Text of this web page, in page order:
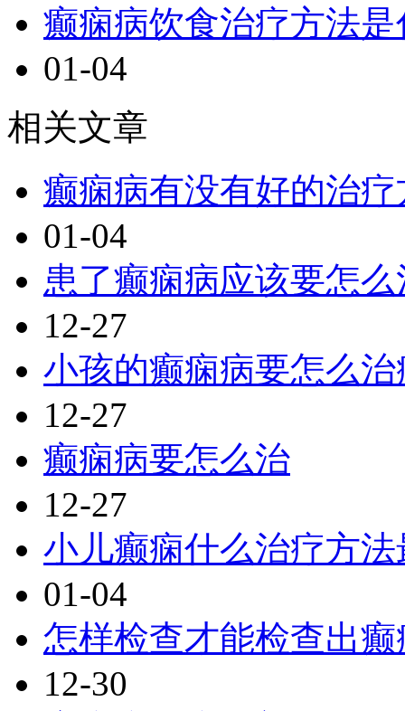
癫痫病饮食治疗方法是
01-04
相关文章
癫痫病有没有好的治疗
01-04
患了癫痫病应该要怎么
12-27
小孩的癫痫病要怎么
12-27
癫痫病要怎么治
12-27
小儿癫痫什么治疗方法
01-04
怎样检查才能检查出癫
12-30